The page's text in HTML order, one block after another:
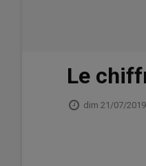
Le
dim 21/07/